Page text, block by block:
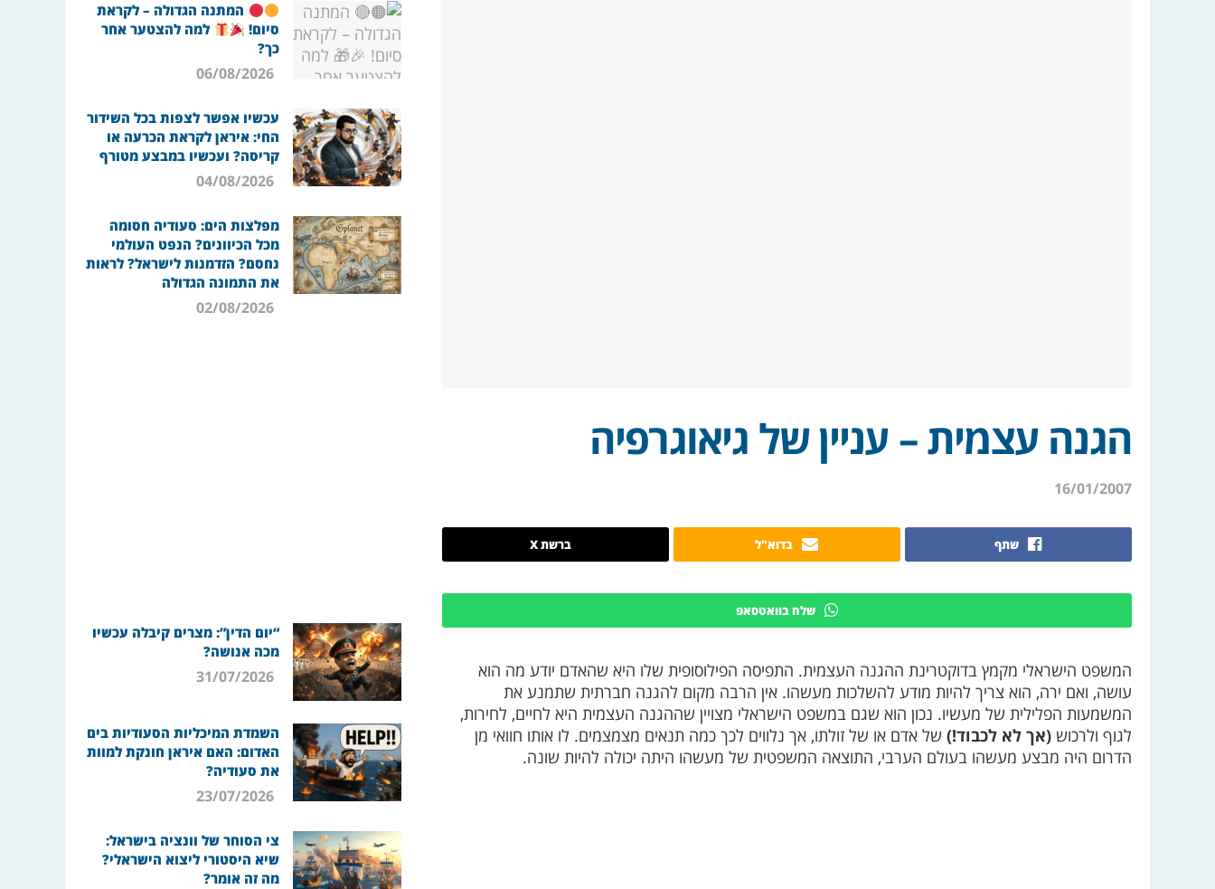
הגנה עצמית – עניין של גיאוגרפיה
16/01/2007
שתף בדוא"ל ברשת X
שלח בוואטסאפ
המשפט הישראלי מקמץ בדוקטרינת ההגנה העצמית. התפיסה הפילוסופית שלו היא שהאדם יודע מה הוא
עושה, ואם ירה, הוא צריך להיות מודע להשלכות מעשהו. אין הרבה מקום להגנה חברתית שתמנע את
המשמעות הפלילית של מעשיו. נכון הוא שגם במשפט הישראלי מצויין שההגנה העצמית היא לחיים, לחירות,
לגוף ולרכוש (אך לא לכבוד!) של אדם או של זולתו, אך נלווים לכך כמה תנאים מצמצמים. לו אותו חוואי מן
הדרום היה מבצע מעשהו בעולם הערבי, התוצאה המשפטית של מעשהו היתה יכולה להיות שונה.
המתנה הגדולה – לקראת
סיום!
למה להצטער אחר
כך?
06/08/2026
עכשיו אפשר לצפות בכל השידור
החי: איראן לקראת הכרעה או
קריסה? ועכשיו במבצע מטורף
04/08/2026
מפלצות הים: סעודיה חסומה
מכל הכיוונים? הנפט העולמי
נחסם? הזדמנות לישראל? לראות
את התמונה הגדולה
02/08/2026
“יום הדין”: מצרים קיבלה עכשיו
מכה אנושה?
31/07/2026
השמדת המיכליות הסעודיות בים
האדום: האם איראן חונקת למוות
את סעודיה?
23/07/2026
צי הסוחר של וונציה בישראל:
שיא היסטורי ליצוא הישראלי?
מה זה אומר?